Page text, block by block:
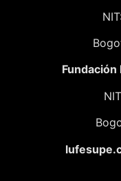
Fundación